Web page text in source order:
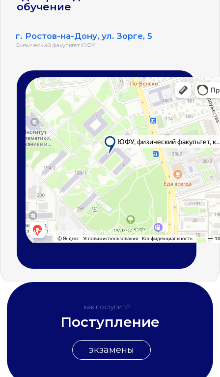
О
ПРОГРАММЕ
КОНТАКТЫ
© 2026 Южный федеральный университет
sfedu.ru
Приемная комиссия ЮФУ
г. Ростов-на-Дону, ул. Пушкинская, 148